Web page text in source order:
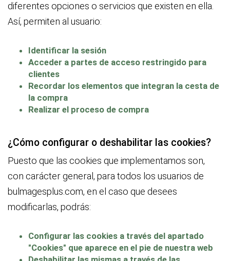
diferentes opciones o servicios que existen en ella.
Así, permiten al usuario:
Identificar la sesión
Acceder a partes de acceso restringido para
clientes
Recordar los elementos que integran la cesta de
la compra
Realizar el proceso de compra
¿Cómo configurar o deshabilitar las cookies?
Puesto que las cookies que implementamos son,
con carácter general, para todos los usuarios de
bulmagesplus.com, en el caso que desees
modificarlas, podrás:
Configurar las cookies a través del apartado
"Cookies" que aparece en el pie de nuestra web